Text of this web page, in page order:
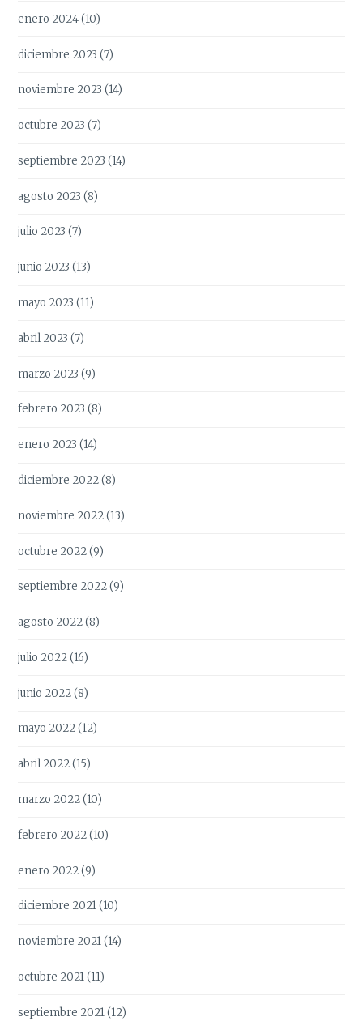
enero 2024(10)
diciembre 2023 (7)
noviembre 2023 (14)
octubre 2023 (7)
septiembre 2023 (14)
agosto 2023 (8)
julio 2023 (7)
junio 2023 (13)
mayo 2023 (11)
abril 2023 (7)
marzo 2023 (9)
febrero 2023 (8)
enero 2023 (14)
diciembre 2022(8)
noviembre 2022(13)
octubre 2022(9)
septiembre 2022(9)
agosto 2022(8)
julio 2022(16)
junio 2022(8)
mayo 2022(12)
abril 2022(15)
marzo 2022(10)
febrero 2022(10)
enero 2022(9)
diciembre 2021(10)
noviembre 2021(14)
octubre 2021(11)
septiembre 2021(12)